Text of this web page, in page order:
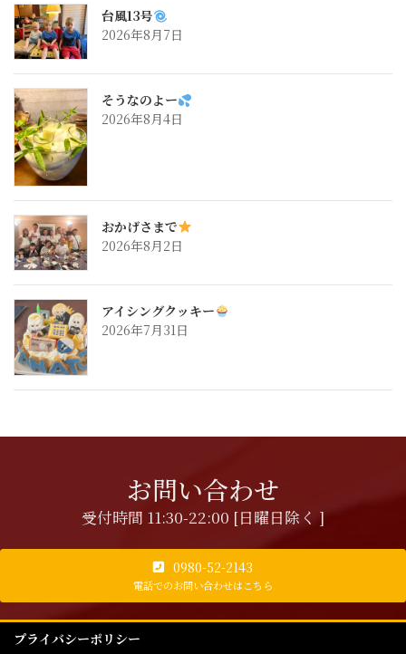
台風13号
2026年8月7日
そうなのよー
2026年8月4日
おかげさまで
2026年8月2日
アイシングクッキー
2026年7月31日
お問い合わせ
受付時間 11:30-22:00 [日曜日除く ]
0980-52-2143
電話でのお問い合わせはこちら
プライバシーポリシー